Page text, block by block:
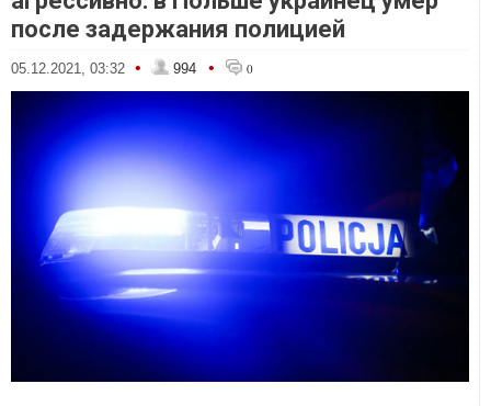
после задержания полицией
05.12.2021, 03:32 • 994 • 0